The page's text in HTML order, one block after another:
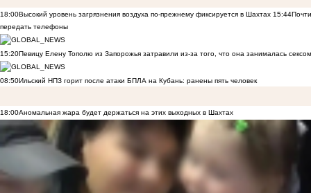
18:00Высокий уровень загрязнения воздуха по-прежнему фиксируется в Шахтах 15:44
передать телефоны
15:20Певицу Елену Тополю из Запорожья затравили из-за того, что она занималась
08:50Ильский НПЗ горит после атаки БПЛА на Кубань: ранены пять человек
18:00Аномальная жара будет держаться на этих выходных в Шахтах